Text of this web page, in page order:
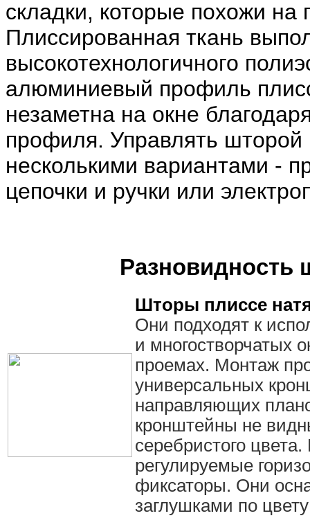
складки, которые похожи на
Плиссированная ткань
высокотехнологичного
алюминиевый профиль
незаметна на окне
профиля. Управлять
несколькими вариантами -
цепочки и ручки или
Разновидность
Шторы плиссе
Они подходят к
и многостворчатых
проемах. Монтаж
универсальных
направляющих
кронштейны не
серебристого
регулируемые
фиксаторы. Они
заглушками по